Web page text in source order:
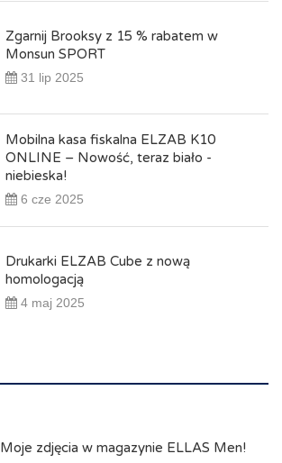
Zgarnij Brooksy z 15 % rabatem w
Monsun SPORT
31 lip 2025
Mobilna kasa fiskalna ELZAB K10
ONLINE – Nowość, teraz biało -
niebieska!
6 cze 2025
Drukarki ELZAB Cube z nową
homologacją
4 maj 2025
Moje zdjęcia w magazynie ELLAS Men!